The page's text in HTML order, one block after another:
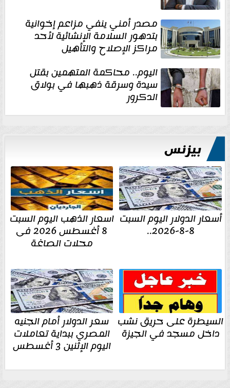
مصدر أمني ينفي مزاعم إخوانية
بتدهور السلامة الإنشائية لأحد
مراكز الإصلاح والتأهيل
اليوم.. محاكمة المتهمين بقتل
سيدة وسرقة ذهبها في بولاق
الدكرور
بيزنس
أسعار الدولار اليوم السبت
8-8-2026..
اسعار الذهب اليوم السبت
8 أغسطس 2026 فى
محلات الصاغة
السيطرة على حريق نشب
داخل مسجد في الجيزة
سعر الدولار أمام الجنيه
المصري ببداية تعاملات
اليوم الإثنين 3 أغسطس